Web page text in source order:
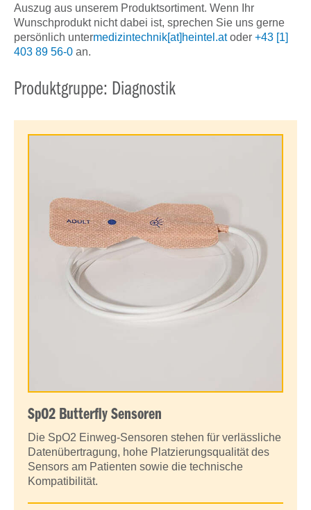
Auszug aus unserem Produktsortiment. Wenn Ihr
Wunschprodukt nicht dabei ist, sprechen Sie uns gerne
persönlich untermedizintechnik[at]heintel.atoder +43 [1]
403 89 56-0 an.
Produktgruppe: Diagnostik
SpO2 Butterfly Sensoren
Die SpO2 Einweg-Sensoren stehen für verlässliche
Datenübertragung, hohe Platzierungsqualität des
Sensors am Patienten sowie die technische
Kompatibilität.